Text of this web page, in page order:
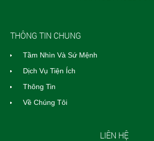
THÔNG TIN CHUNG
Tầm Nhìn Và Sứ Mệnh
Dịch Vụ Tiện Ích
Thông Tin
Về Chúng Tôi
LIÊN HỆ